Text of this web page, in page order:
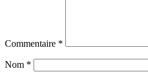
Commentaire *
Nom *